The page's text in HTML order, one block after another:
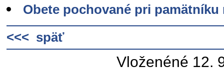
Obete pochované pri pamätníku
<<< späť
Vloženéné 12.